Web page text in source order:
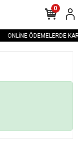
ONLİNE ÖDEMELERDE
0